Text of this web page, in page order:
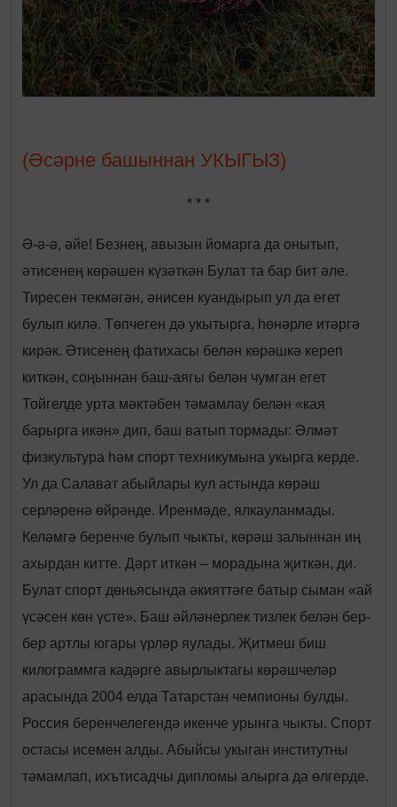
(Әсәрне башыннан УКЫГЫЗ)
* * *
Ә-ә-ә, әйе! Безнең, авызын йомарга да онытып,
әтисенең көрәшен күзәткән Булат та бар бит әле.
Тиресен текмәгән, әнисен куандырып ул да егет
булып килә. Төпчеген дә укытырга, һөнәрле итәргә
кирәк. Әтисенең фатихасы белән көрәшкә кереп
киткән, соңыннан баш-аягы белән чумган егет
Тойгелде урта мәктәбен тәмамлау белән «кая
барырга икән» дип, баш ватып тормады: Әлмәт
физкультура һәм спорт техникумына укырга керде.
Ул да Салават абыйлары кул астында көрәш
серләренә өйрәнде. Иренмәде, ялкауланмады.
Келәмгә беренче булып чыкты, көрәш залыннан иң
ахырдан китте. Дәрт иткән – морадына җиткән, ди.
Булат спорт дөньясында әкияттәге батыр сыман «ай
үсәсен көн үсте». Баш әйләнерлек тизлек белән бер-
бер артлы югары үрләр яулады. Җитмеш биш
килограммга кадәрге авырлыктагы көрәшчеләр
арасында 2004 елда Татарстан чемпионы булды.
Россия беренчелегендә икенче урынга чыкты. Спорт
остасы исемен алды. Абыйсы укыган институтны
тәмамлап, ихътисадчы дипломы алырга да өлгерде.